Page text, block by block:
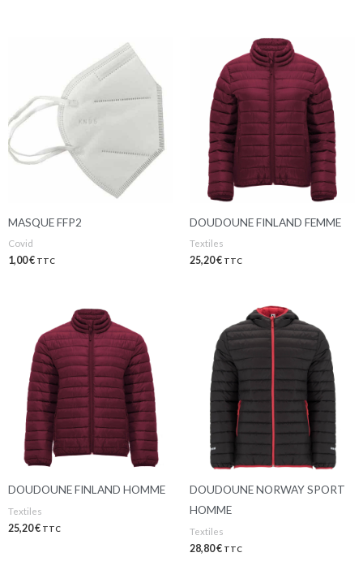
MASQUE FFP2
Covid
1,00€ TTC
DOUDOUNE FINLAND FEMME
Textiles
25,20€ TTC
DOUDOUNE FINLAND HOMME
Textiles
25,20€ TTC
DOUDOUNE NORWAY SPORT
HOMME
Textiles
28,80€ TTC